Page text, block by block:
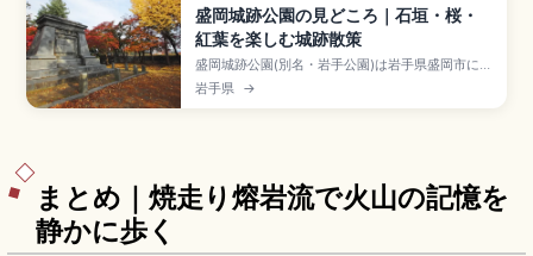
盛岡城跡公園の見どころ｜石垣・桜・
紅葉を楽しむ城跡散策
盛岡城跡公園(別名・岩手公園)は岩手県盛岡市にあ
る南部氏の居城・盛岡城跡を整備した公園で、花
崗岩の総石垣が美しい日本100名城。野面積み・
岩手県 →
まとめ｜焼走り熔岩流で火山の記憶を
静かに歩く